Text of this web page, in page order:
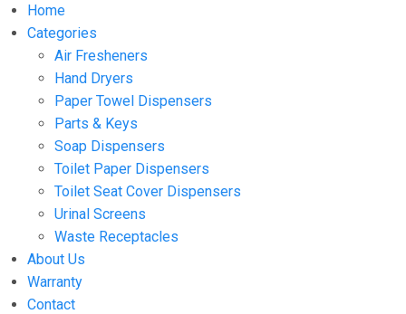
Home
Categories
Air Fresheners
Hand Dryers
Paper Towel Dispensers
Parts & Keys
Soap Dispensers
Toilet Paper Dispensers
Toilet Seat Cover Dispensers
Urinal Screens
Waste Receptacles
About Us
Warranty
Contact